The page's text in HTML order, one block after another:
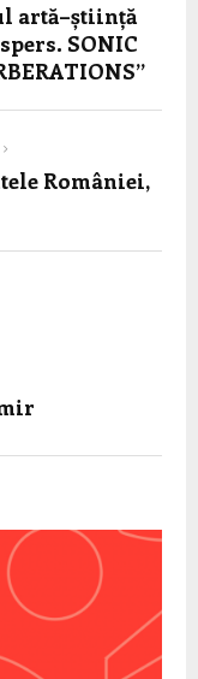
artă–știință
SONIC
României,